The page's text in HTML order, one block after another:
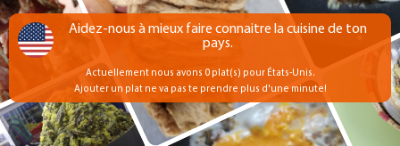
Aidez-nous à mieux faire connaitre la cuisine de ton
pays.
Actuellement nous avons 0 plat(s) pour États-Unis.
Ajouter un plat ne va pas te prendre plus d'une minute!